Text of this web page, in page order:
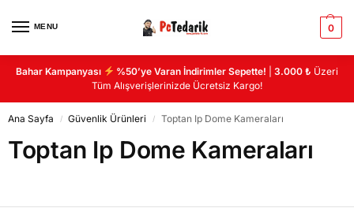
MENU 0
Bahar Kampanyası %50’ye Varan İndirimler Sepette! |3.000 ₺ Üzeri
Tüm Alışverişlerinizde Ücretsiz Kargo!
Ana Sayfa / Güvenlik Ürünleri / Toptan Ip Dome Kameraları
Toptan Ip Dome Kameraları